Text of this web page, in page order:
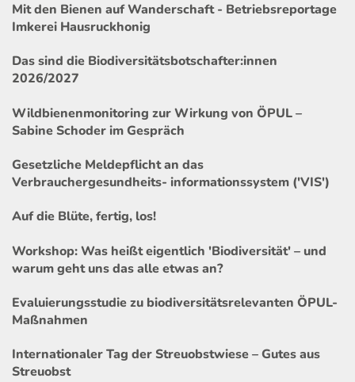
Mit den Bienen auf Wanderschaft - Betriebsreportage
Imkerei Hausruckhonig
Das sind die Biodiversitätsbotschafter:innen
2026/2027
Wildbienenmonitoring zur Wirkung von ÖPUL –
Sabine Schoder im Gespräch
Gesetzliche Meldepflicht an das
Verbrauchergesundheits- informationssystem ('VIS')
Auf die Blüte, fertig, los!
Workshop: Was heißt eigentlich 'Biodiversität' – und
warum geht uns das alle etwas an?
Evaluierungsstudie zu biodiversitätsrelevanten ÖPUL-
Maßnahmen
Internationaler Tag der Streuobstwiese – Gutes aus
Streuobst